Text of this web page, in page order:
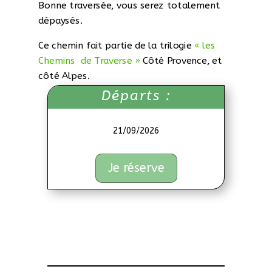
Bonne traversée, vous serez totalement
dépaysés.
Ce chemin fait partie de la trilogie « les
Chemins de Traverse » Côté Provence, et
côté Alpes.
Départs :
21/09/2026
Je réserve